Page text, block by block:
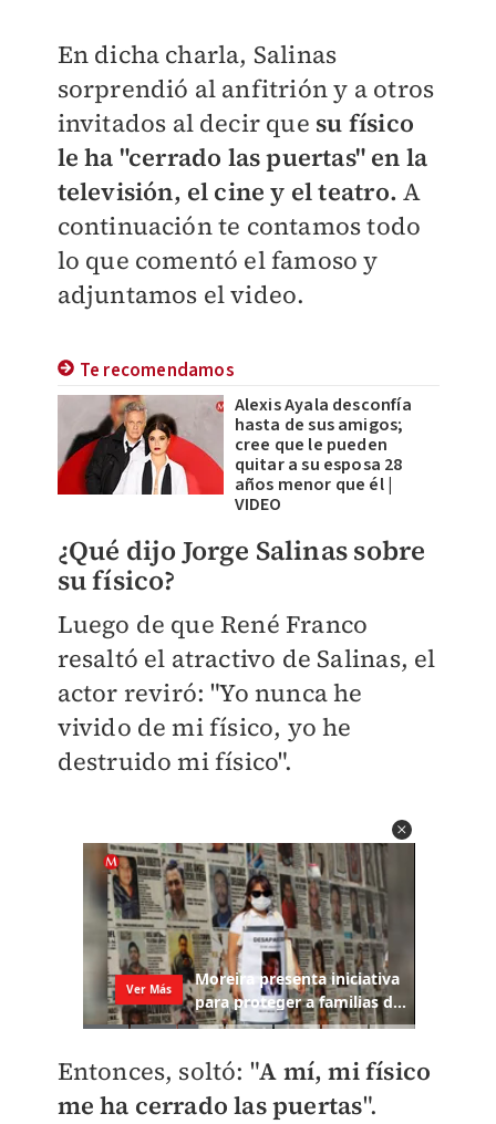
En dicha charla, Salinas
sorprendió al anfitrión y a otros
invitados al decir que su físico
leha "cerrado las puertas" en la
televisión, el cine y el teatro. A
continuación te contamos todo
lo que comentó el famoso y
adjuntamos el video.
Te recomendamos
Alexis Ayala desconfía
hasta de sus amigos;
cree que le pueden
quitar a su esposa 28
años menor que él |
VIDEO
¿Qué dijo Jorge Salinas sobre
su físico?
Luego de que René Franco
resaltó el atractivo de Salinas, el
actor reviró: "Yo nunca he
vivido de mi físico, yo he
destruido mi físico".
Entonces, soltó: "A mí, mi físico
me ha cerrado las puertas".